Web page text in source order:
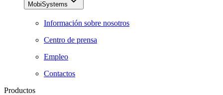
MobiSystems
Información sobre nosotros
Centro de prensa
Empleo
Contactos
Productos